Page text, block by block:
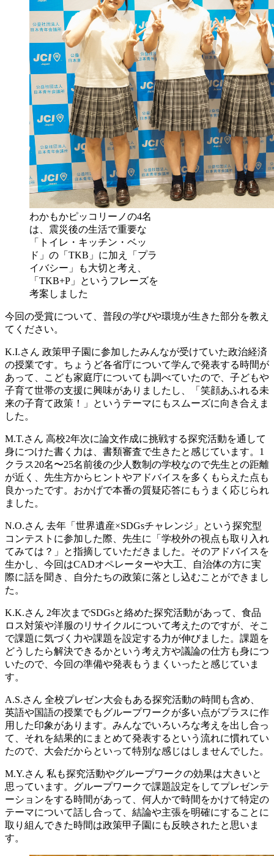
わかもかピッコリーノの4名
は、震災後の生活で重要な
「トイレ・キッチン・ベッ
ド」の「TKB」に加え「プラ
イバシー」も大切と考え、
「TKB+P」というフレーズを
考案しました
今回の受賞について、普段の学びや環境が生きた部分を教え
てください。
K.I.さん 政策甲子園に参加したみんなが受けていた政治経済
の授業です。ちょうど各省庁について学んで発表する時間が
あって、こども家庭庁についても調べていたので、子どもや
子育て世帯の支援に興味がありましたし、「笑顔あふれる未
来の子育て政策！」というテーマにもスムーズに向き合えま
した。
M.T.さん 高校2年次に論文作成に挑戦する探究活動を通して
身につけた書く力は、書類審査で生きたと感じています。1
クラス20名〜25名前後の少人数制の学校なので先生との距離
が近く、先生方からヒントやアドバイスを多くもらえた点も
良かったです。おかげで本番の質疑応答にもうまく応じられ
ました。
N.O.さん 去年「世界遺産×SDGsチャレンジ」という探究型
コンテストに参加した際、先生に「学校外の視点も取り入れ
てみては？」と指摘していただきました。そのアドバイスを
生かし、今回はCADオペレーターや大工、自治体の方に実
際に話を聞き、自分たちの政策に落とし込むことができまし
た。
K.K.さん 2年次までSDGsと絡めた探究活動があって、食品
ロス対策や洋服のリサイクルについて考えたのですが、そこ
で課題に気づく力や課題を設定する力が伸びました。課題を
どうしたら解決できるかという考え方や議論の仕方も身につ
いたので、今回の準備や発表もうまくいったと感じていま
す。
A.S.さん 全校プレゼン大会もある探究活動の時間も含め、
英語や国語の授業でもグループワークが多い点がプラスに作
用した印象があります。みんなでいろいろな考えを出し合っ
て、それを結果的にまとめて発表するという流れに慣れてい
たので、大会だからといって特別な感じはしませんでした。
M.Y.さん 私も探究活動やグループワークの効果は大きいと
思っています。グループワークで課題設定をしてプレゼンテ
ーションをする時間があって、何人かで時間をかけて特定の
テーマについて話し合って、結論や主張を明確にすることに
取り組んできた時間は政策甲子園にも反映されたと思いま
す。